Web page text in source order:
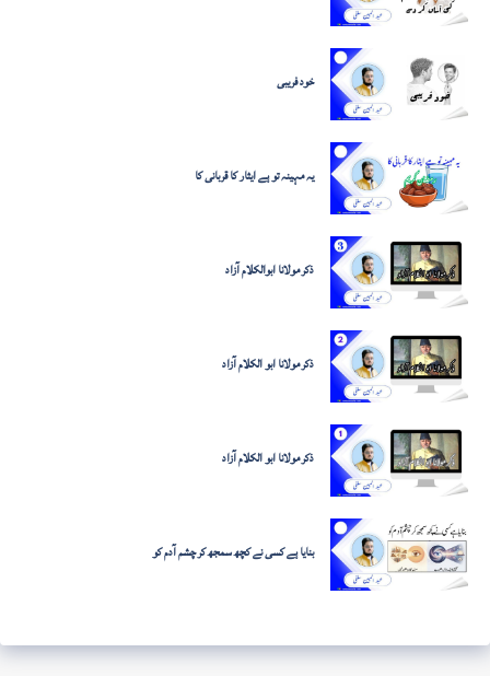
خود فریبی
یہ مہینہ تو ہے ایثار کا قربانی کا
ذکر مولانا ابوالکلام آزاد
ذکر مولانا ابو الکلام آزاد
ذکر مولانا ابو الکلام آزاد
بنایا ہے کسی نے کچھ سمجھ کر چشم آدم کو